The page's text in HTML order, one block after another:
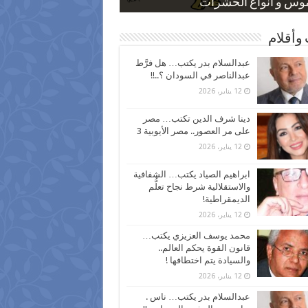
و أنواع الحشرات
بعد ارتفاع الأسعار
نسبة الطلاق في مصر
كاركاتيرية
كاركاتيرية
وأقلام
عبدالسلام بدر يكتب… هل فرَّط
عبدالناصر في السودان ؟..!!
12 يناير، 2026
دينا شرف الدين تكتب… مصر
على مر العصور.. مصر الأيوبية 3
12 يناير، 2026
ابراهيم الصياد يكتب… الشفافية
والاستقلالية شرط نجاح تعلُّم
الديمقراطية!
12 يناير، 2026
محمد يوسف العزيزي يكتب…
قانون القوة يحكم العالم..
والسيادة يتم اختطافها !
12 يناير، 2026
عبدالسلام بدر يكتب… ناس .